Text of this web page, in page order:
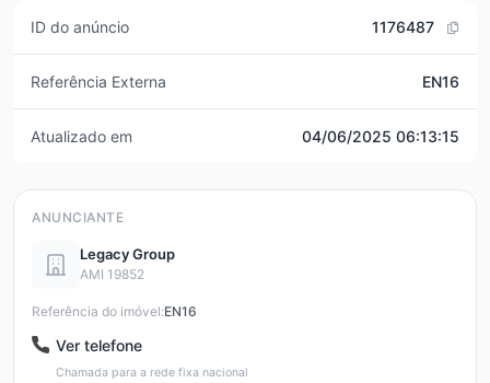
ID do anúncio 1176487
Referência Externa EN16
Atualizado em 04/06/2025 06:13:15
ANUNCIANTE
Legacy Group
AMI 19852
Referência do imóvel:EN16
Ver telefone
Chamada para a rede fixa nacional